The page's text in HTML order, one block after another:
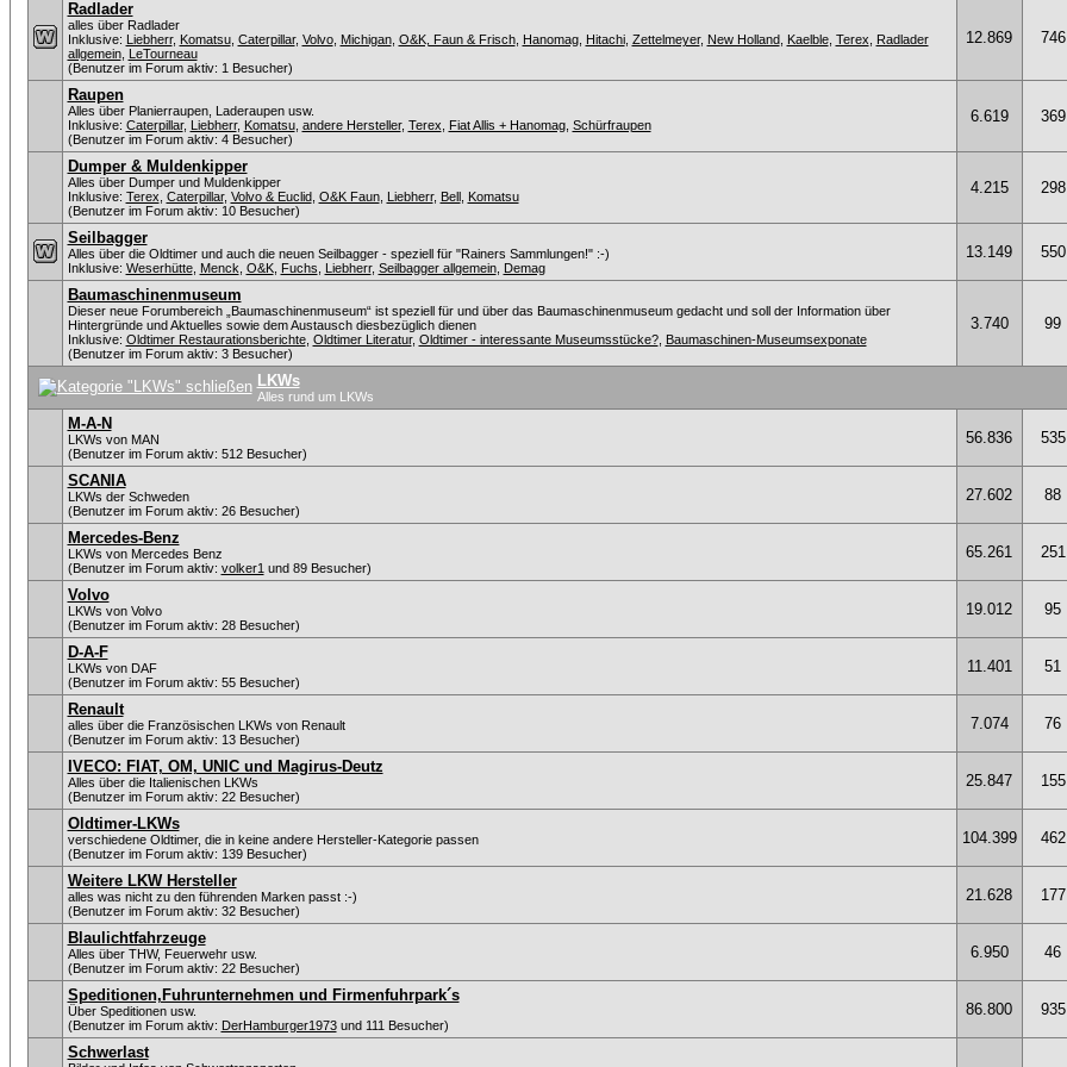
Radlader
alles über Radlader
Inklusive: Liebherr, Komatsu, Caterpillar, Volvo, Michigan, O&K, Faun & Frisch, Hanomag, Hitachi, Zettelmeyer, New Holland, Kaelble, Terex
Radlader
allgemein, LeTourneau
(Benutzer im Forum aktiv: 1 Besucher)
12.869 746
Raupen
Alles über Planierraupen, Laderaupen usw.
Inklusive: Caterpillar, Liebherr, Komatsu, andere Hersteller, Terex Fiat Allis + Hanomag, Schürfraupen
(Benutzer im Forum aktiv: 4 Besucher)
6.619 369
Dumper & Muldenkipper
Alles über Dumper und Muldenkipper
Inklusive: Terex Caterpillar, Volvo & Euclid, O&K Faun, Liebherr, Bell, Komatsu
(Benutzer im Forum aktiv: 10 Besucher)
4.215 298
Seilbagger
Alles über die Oldtimer und auch die neuen Seilbagger - speziell für "Rainers Sammlungen!" :-)
Inklusive: Weserhütte, Menck O&K, Fuchs Liebherr, Seilbagger allgemein, Demag
13.149 550
Baumaschinenmuseum
Dieser neue Forumbereich „Baumaschinenmuseum“ ist speziell für und über das Baumaschinenmuseum gedacht und soll der Information über
Hintergründe und Aktuelles sowie dem Austausch diesbezüglich dienen
Inklusive: Oldtimer Restaurationsberichte, Oldtimer Literatur, Oldtimer - interessante Museumsstücke?, Baumaschinen-Museumsexponate
(Benutzer im Forum aktiv: 3 Besucher)
3.740 99
LKWs
Alles rund um LKWs
M-A-N
LKWs von MAN
(Benutzer im Forum aktiv: 512 Besucher)
56.836 535
SCANIA
LKWs der Schweden
(Benutzer im Forum aktiv: 26 Besucher)
27.602 88
Mercedes-Benz
LKWs von Mercedes Benz
(Benutzer im Forum aktiv: volker1 und 89 Besucher)
65.261 251
Volvo
LKWs von Volvo
(Benutzer im Forum aktiv: 28 Besucher)
19.012 95
D-A-F
LKWs von DAF
(Benutzer im Forum aktiv: 55 Besucher)
11.401 51
Renault
alles über die Französischen LKWs von Renault
(Benutzer im Forum aktiv: 13 Besucher)
7.074 76
IVECO: FIAT, OM, UNIC und Magirus-Deutz
Alles über die Italienischen LKWs
(Benutzer im Forum aktiv: 22 Besucher)
25.847 155
Oldtimer-LKWs
verschiedene Oldtimer, die in keine andere Hersteller-Kategorie passen
(Benutzer im Forum aktiv: 139 Besucher)
104.399 462
Weitere LKW Hersteller
alles was nicht zu den führenden Marken passt :-)
(Benutzer im Forum aktiv: 32 Besucher)
21.628 177
Blaulichtfahrzeuge
Alles über THW, Feuerwehr usw.
(Benutzer im Forum aktiv: 22 Besucher)
6.950 46
Speditionen,Fuhrunternehmen und Firmenfuhrpark´s
Über Speditionen usw.
(Benutzer im Forum aktiv: DerHamburger1973und 111 Besucher)
86.800 935
Schwerlast